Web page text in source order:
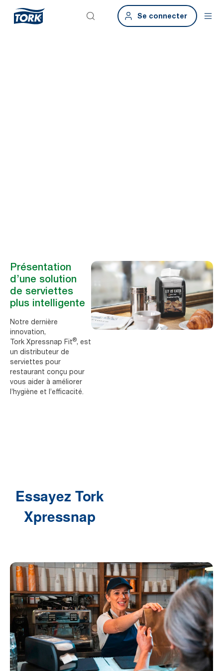
Se connecter
Présentation
d’une solution
de serviettes
plus intelligente
Notre dernière
innovation,
Tork Xpressnap Fit®, est
un distributeur de
serviettes pour
restaurant conçu pour
vous aider à améliorer
l’hygiène et l’efficacité.